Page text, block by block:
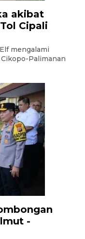
akibat
Cipali
mengalami
Palimanan
-